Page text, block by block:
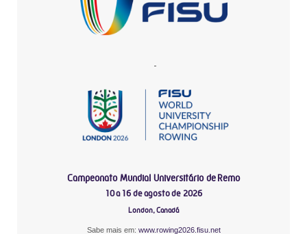
-
Campeonato Mundial Universitário de Remo
10 a 16 de agosto de 2026
London, Canadá
Sabe mais em: www.rowing2026.fisu.net